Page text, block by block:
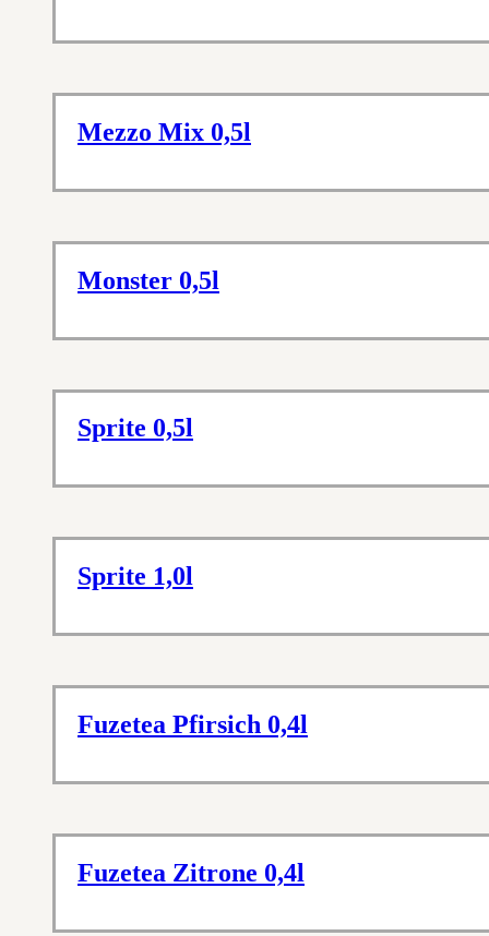
Mezzo Mix 0,5l
Monster 0,5l
Sprite 0,5l
Sprite 1,0l
Fuzetea Pfirsich 0,4l
Fuzetea Zitrone 0,4l